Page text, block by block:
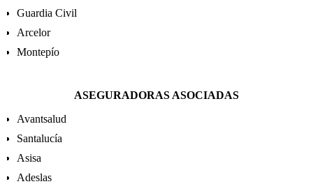
Guardia Civil
Arcelor
Montepío
ASEGURADORAS ASOCIADAS
Avantsalud
Santalucía
Asisa
Adeslas